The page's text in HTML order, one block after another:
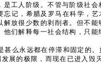
工人阶级。不管与阶级社
记，希腊及罗马在科学，
放很少数的剥削者。但不
们解释每一社会结构，只
么永远都在停滞和固定的
展的极限，而现在已进入毁